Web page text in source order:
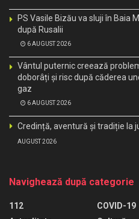
PS Vasile Bizău va sluji în Baia
după Rusalii
6 AUGUST 2026
Vântul puternic creează
doborâți și risc după căderea
gaz
6 AUGUST 2026
Credință, aventură și tradiție la
AUGUST 2026
Navighează după categorie
112
COVID-19